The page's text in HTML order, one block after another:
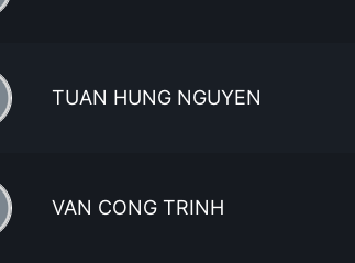
TUAN HUNG NGUYEN
VAN CONG TRINH